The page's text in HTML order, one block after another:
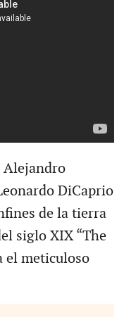
Alejandro
DiCaprio
de la tierra
siglo XIX “The
el meticuloso